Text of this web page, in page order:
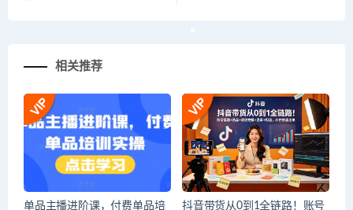
相关推荐
单品主播进阶课，付费单品培
抖音带货从0到1全链路！账号